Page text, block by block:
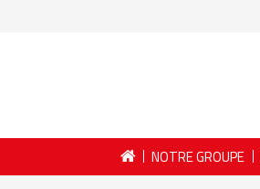
NOTRE GROUPE